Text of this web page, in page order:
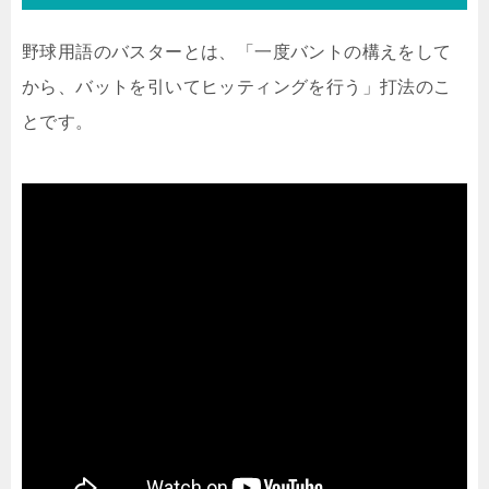
野球用語のバスターとは、「一度バントの構えをして
から、バットを引いてヒッティングを行う」打法のこ
とです。